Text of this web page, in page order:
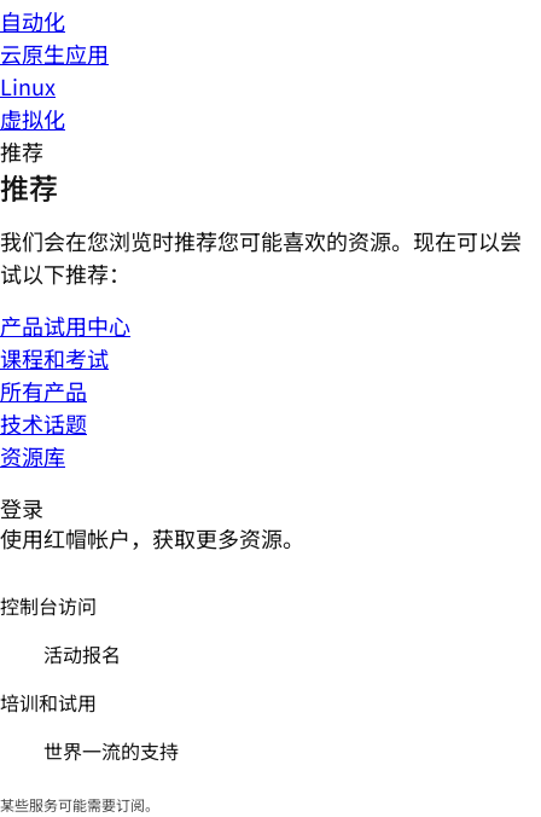
自动化
云原生应用
Linux
虚拟化
推荐
推荐
我们会在您浏览时推荐您可能喜欢的资源。现在可以尝
试以下推荐：
产品试用中心
课程和考试
所有产品
技术话题
资源库
登录
使用红帽帐户，获取更多资源。
控制台访问
活动报名
培训和试用
世界一流的支持
某些服务可能需要订阅。